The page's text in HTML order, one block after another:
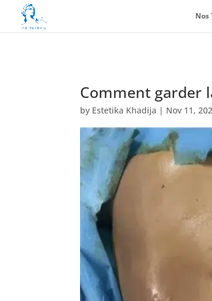
Nos
Comment garder
by Estetika Khadija | Nov 11,